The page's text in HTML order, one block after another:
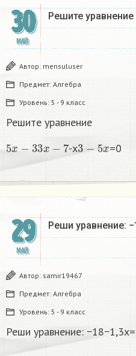
30
МАЙ
Решите уравнение
Автор: mensuluser
Предмет: Алгебра
Уровень: 5 - 9 класс
Решите уравнение
5 3 -x3 x =0
29
МАЙ
Реши уравнение:
Автор: samir19467
Предмет: Алгебра
Уровень: 5 - 9 класс
Реши уравнение: